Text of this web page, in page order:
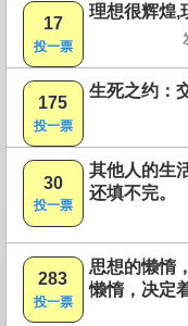
17
投一票
理想很辉煌,
175
投一票
生死之约：
30
投一票
其他人的生
还填不完。
283
投一票
思想的懒惰
懒惰，决定